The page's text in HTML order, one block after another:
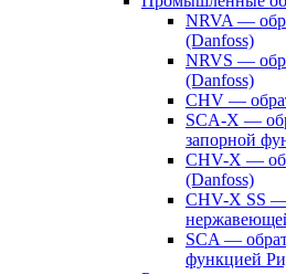
NRVA —
(Danfoss)
NRVS —
(Danfoss)
CHV —
SCA-X —
запорной
CHV-X —
(Danfoss)
CHV-X SS —
SCA —
функцией